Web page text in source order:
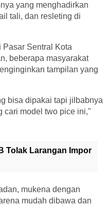
yang menghadirkan
tali, dan resleting di
Sentral Kota
beberapa masyarakat
tampilan yang
bisa dipakai tapi jilbabnya
cari model two pice ini,"
Tolak Larangan Impor
mukena dengan
mudah dibawa dan